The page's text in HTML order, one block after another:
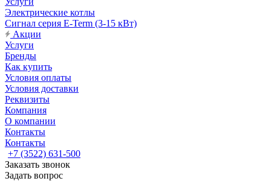
Электрические котлы
Сигнал серия E-Term (3-15 кВт)
Акции
Услуги
Бренды
Как купить
Условия оплаты
Условия доставки
Реквизиты
Компания
О компании
Контакты
Контакты
+7 (3522) 631-500
Заказать звонок
Задать вопрос